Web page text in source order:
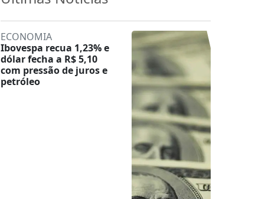
ECONOMIA
Ibovespa recua 1,23% e
dólar fecha a R$ 5,10
com pressão de juros e
petróleo